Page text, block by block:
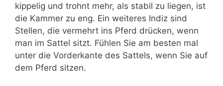
kippelig und trohnt mehr, als stabil zu liegen, ist
die Kammer zu eng. Ein weiteres Indiz sind
Stellen, die vermehrt ins Pferd drücken, wenn
man im Sattel sitzt. Fühlen Sie am besten mal
unter die Vorderkante des Sattels, wenn Sie auf
dem Pferd sitzen.